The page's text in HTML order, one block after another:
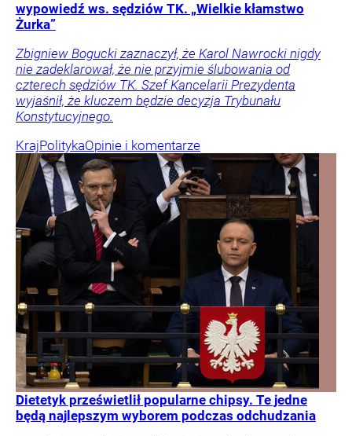
wypowiedź ws. sędziów TK. „Wielkie kłamstwo
Żurka”
Zbigniew Bogucki zaznaczył, że Karol Nawrocki nigdy
nie zadeklarował, że nie przyjmie ślubowania od
czterech sędziów TK. Szef Kancelarii Prezydenta
wyjaśnił, że kluczem będzie decyzja Trybunału
Konstytucyjnego.
KrajPolitykaOpinie i komentarze
Dietetyk prześwietlił popularne chipsy. Te jedne
będą najlepszym wyborem podczas odchudzania